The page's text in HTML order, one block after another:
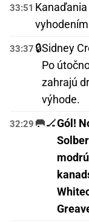
33:51
33:37 🔒Sidney
Po
zahrajú
výhode.
32:29 🥅🏒Gól!